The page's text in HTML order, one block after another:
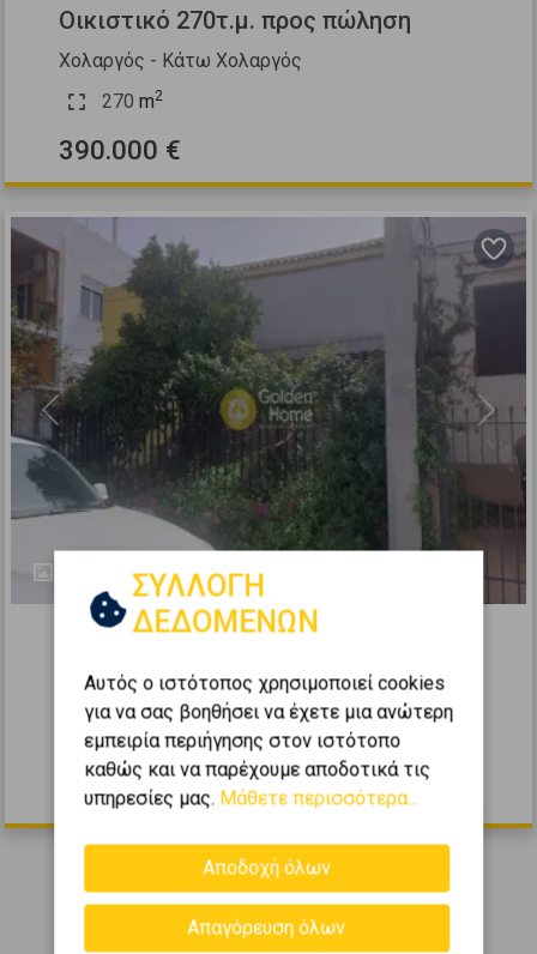
Οικιστικό 270τ.μ. προς πώληση
Χολαργός - Κάτω Χολαργός
270 m2
390.000 €
Previous Next
424461
Χολαργός - Φανερωμένη
240m2
580.000 €
Εμφανίζονται 1-3 από
ΣΥΛΛΟΓΗ
ΔΕΔΟΜΕΝΩΝ
Αυτός ο ιστότοπος χρησιμοποιεί cookies
για να σας βοηθήσει να έχετε μια ανώτερη
εμπειρία περιήγησης στον ιστότοπο
καθώς και να παρέχουμε αποδοτικά τις
υπηρεσίες μας. Μάθετε περισσότερα...
Αποδοχή όλων
Απαγόρευση όλων